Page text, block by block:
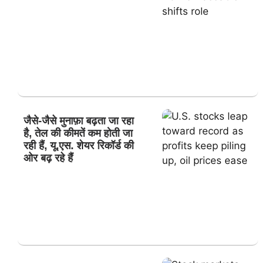
जैसे-जैसे मुनाफ़ा बढ़ता जा रहा
है, तेल की कीमतें कम होती जा
रही हैं, यू.एस. शेयर रिकॉर्ड की
ओर बढ़ रहे हैं